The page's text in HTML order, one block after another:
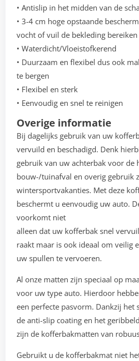
• Antislip in het midden van de
• 3-4 cm hoge opstaande
vocht of vuil de bekleding bereiken
• Waterdicht/Vloeistofkerend
• Duurzaam en flexibel dus ook
te bergen
• Flexibel en sterk
• Eenvoudig en snel te reinigen
Overige informatie
Bij dagelijks gebruik van uw
vervuild en beschadigd. Denk
gebruik van uw achterbak voor de
bouw-/tuinafval en overig gebruik
wintersportvakanties. Met deze
beschermt u eenvoudig uw auto.
voorkomt niet
alleen dat uw kofferbak snel
raakt maar is ook ideaal om veilig
uw spullen te vervoeren.
Al onze matten zijn speciaal op
voor uw type auto. Hierdoor
een perfecte pasvorm. Dankzij het
de anti-slip coating en het
zijn de kofferbakmatten van
Gebruikt u de kofferbakmat niet